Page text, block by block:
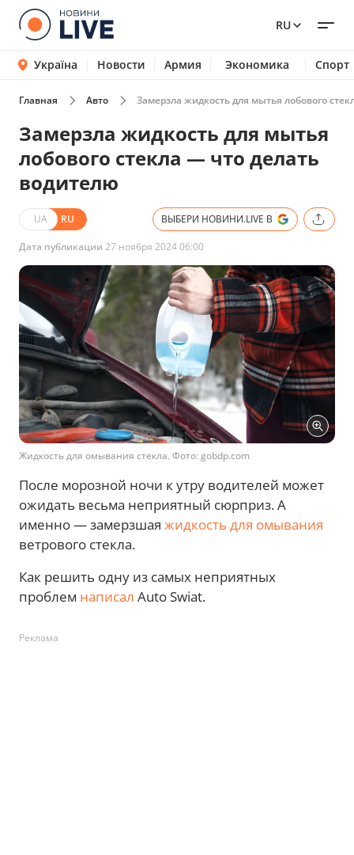
RU
Україна Новости Армия Экономика Спорт
Главная Авто Замерзла жидкость для мытья лобового
Замерзла жидкость для мытья
лобового стекла — что делать
водителю
UA RU ВЫБЕРИ НОВИНИ.LIVE В
Дата публикации 27 ноября 2024 06:00
Жидкость для омывания стекла. Фото: gobdp.com
После морозной ночи к утру водителей может
ожидать весьма неприятный сюрприз. А
именно — замерзшая жидкость для омывания
ветрового стекла.
Как решить одну из самых неприятных
проблем написал Auto Swiat.
Реклама